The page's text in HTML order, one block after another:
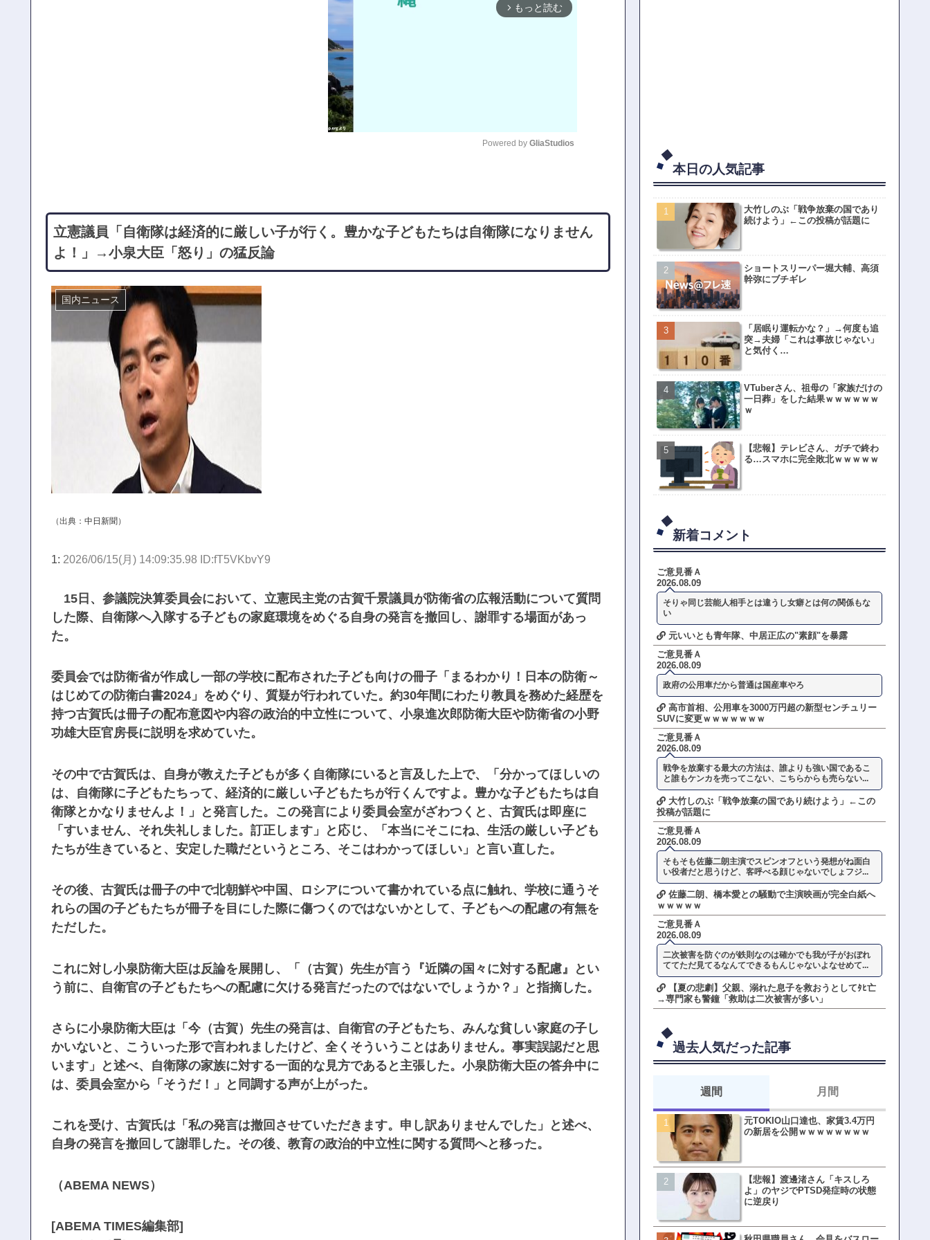
arrow_forward_ios もっと読む
e
Powered by GliaStudios
立憲議員「自衛隊は経済的に厳しい子が行く。豊かな子どもたちは自衛隊になりません
よ！」→小泉大臣「怒り」の猛反論
国内ニュース
（出典： 中日新聞 ）
1: 2026/06/15(月) 14:09:35.98 ID:fT5VKbvY9
15日、参議院決算委員会において、立憲民主党の古賀千景議員が防衛省の広報活動について質問
した際、自衛隊へ入隊する子どもの家庭環境をめぐる自身の発言を撤回し、謝罪する場面があっ
た。
委員会では防衛省が作成し一部の学校に配布された子ども向けの冊子「まるわかり！日本の防衛～
はじめての防衛白書2024」をめぐり、質疑が行われていた。約30年間にわたり教員を務めた経歴を
持つ古賀氏は冊子の配布意図や内容の政治的中立性について、小泉進次郎防衛大臣や防衛省の小野
功雄大臣官房長に説明を求めていた。
その中で古賀氏は、自身が教えた子どもが多く自衛隊にいると言及した上で、「分かってほしいの
は、自衛隊に子どもたちって、経済的に厳しい子どもたちが行くんですよ。豊かな子どもたちは自
衛隊とかなりませんよ！」と発言した。この発言により委員会室がざわつくと、古賀氏は即座に
「すいません、それ失礼しました。訂正します」と応じ、「本当にそこにね、生活の厳しい子ども
たちが生きていると、安定した職だというところ、そこはわかってほしい」と言い直した。
その後、古賀氏は冊子の中で北朝鮮や中国、ロシアについて書かれている点に触れ、学校に通うそ
れらの国の子どもたちが冊子を目にした際に傷つくのではないかとして、子どもへの配慮の有無を
ただした。
これに対し小泉防衛大臣は反論を展開し、「（古賀）先生が言う『近隣の国々に対する配慮』とい
う前に、自衛官の子どもたちへの配慮に欠ける発言だったのではないでしょうか？」と指摘した。
さらに小泉防衛大臣は「今（古賀）先生の発言は、自衛官の子どもたち、みんな貧しい家庭の子し
かいないと、こういった形で言われましたけど、全くそういうことはありません。事実誤認だと思
います」と述べ、自衛隊の家族に対する一面的な見方であると主張した。小泉防衛大臣の答弁中に
は、委員会室から「そうだ！」と同調する声が上がった。
これを受け、古賀氏は「私の発言は撤回させていただきます。申し訳ありませんでした」と述べ、
自身の発言を撤回して謝罪した。その後、教育の政治的中立性に関する質問へと移った。
（ABEMA NEWS）
[ABEMA TIMES編集部]
本日の人気記事
大竹しのぶ「戦争放棄の国であり
続けよう」←この投稿が話題に
ショートスリーパー堀大輔、高須
幹弥にブチギレ
「居眠り運転かな？」→何度も追
突→夫婦「これは事故じゃない」
と気付く…
VTuberさん、祖母の「家族だけの
一日葬」をした結果ｗｗｗｗｗｗ
ｗ
【悲報】テレビさん、ガチで終わ
る…スマホに完全敗北ｗｗｗｗｗ
新着コメント
ご意見番Ａ
2026.08.09
そりゃ同じ芸能人相手とは違うし女癖とは何の関係もな
い
元いいとも青年隊、中居正広の"素顔"を暴露
ご意見番Ａ
2026.08.09
政府の公用車だから普通は国産車やろ
高市首相、公用車を3000万円超の新型センチュリー
SUVに変更ｗｗｗｗｗｗｗ
ご意見番Ａ
2026.08.09
戦争を放棄する最大の方法は、誰よりも強い国であるこ
と誰もケンカを売ってこない、こちらからも売らない...
大竹しのぶ「戦争放棄の国であり続けよう」←この
投稿が話題に
ご意見番Ａ
2026.08.09
そもそも佐藤二朗主演でスピンオフという発想がね面白
い役者だと思うけど、客呼べる顔じゃないでしょフジ...
佐藤二朗、橋本愛との騒動で主演映画が完全白紙へ
ｗｗｗｗｗ
ご意見番Ａ
2026.08.09
二次被害を防ぐのが鉄則なのは確かでも我が子がおぼれ
ててただ見てるなんてできるもんじゃないよなせめて...
【夏の悲劇】父親、溺れた息子を救おうとしてﾀﾋ亡
→専門家も警鐘「救助は二次被害が多い」
過去人気だった記事
週間
元TOKIO山口達也、家賃3.4万円
の新居を公開ｗｗｗｗｗｗｗｗ
【悲報】渡邊渚さん「キスしろ
よ」のヤジでPTSD発症時の状態
に逆戻り
月間
【悲報】東京着く前にHP尽
方民ｗｗｗ移動だけで瀕死
【ファーw】水着女子さん
オッサン盗撮してる…通報